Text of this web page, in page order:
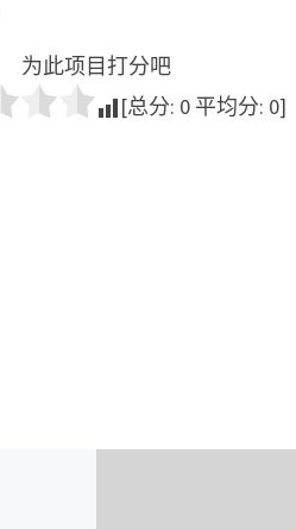
为此项目打分吧
[总分: 0 平均分: 0]